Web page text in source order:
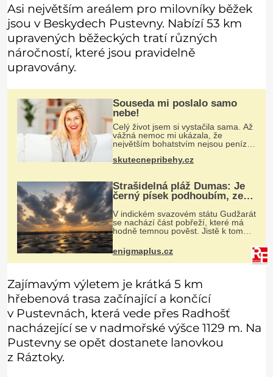
Asi největším areálem pro milovníky běžek
jsou v Beskydech Pustevny. Nabízí 53 km
upravených běžeckých tratí různých
náročností, které jsou pravidelně
upravovány.
Souseda mi poslalo samo
nebe!
Celý život jsem si vystačila sama. Až
vážná nemoc mi ukázala, že
největším bohatstvím nejsou peníze
ochotný podat pomocnou ruku.
skutecnepribehy.cz
Strašidelná pláž Dumas: Je
černý písek podhoubím, ze
kterého roste zlo?
V indickém svazovém státu Gudžarát
se nachází část pobřeží, které má
hodně temnou pověst. Jistě k tomu
přispívá i černý písek této pláže.
Proč má pláž takové netypické
zbarvení? Nakolik jsou pravdivé
enigmaplus.cz
Zajímavým výletem je krátká 5 km
hřebenová trasa začínající a končící
v Pustevnách, která vede přes Radhošť
nacházející se v nadmořské výšce 1129 m. Na
Pustevny se opět dostanete lanovkou
z Ráztoky.